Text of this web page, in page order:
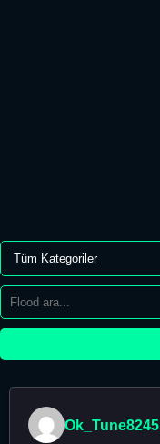
Ok_Tune8245